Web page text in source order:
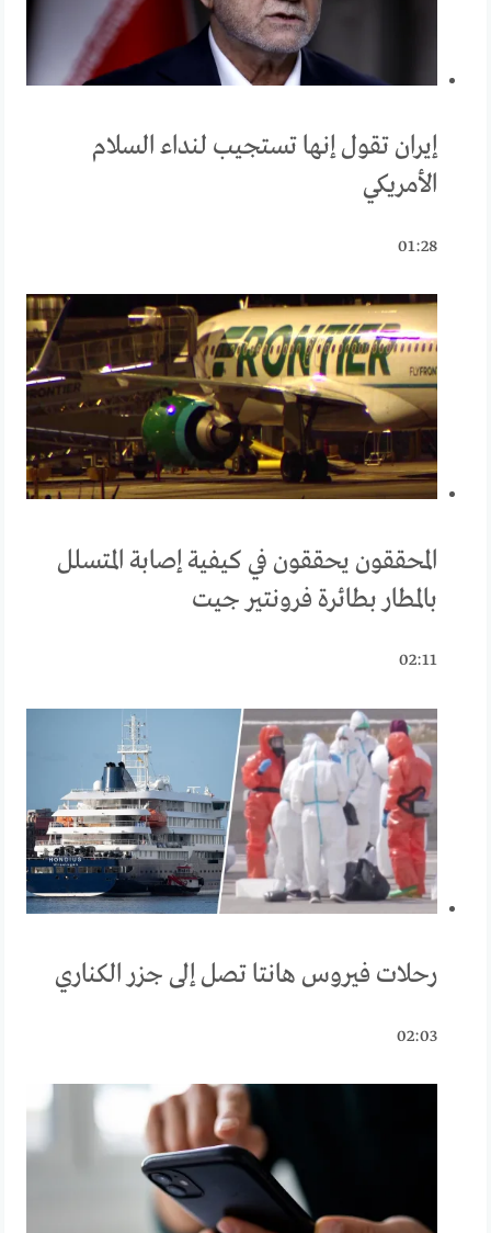
إيران تقول إنها تستجيب لنداء السلام
الأمريكي
01:28
المحققون يحققون في كيفية إصابة المتسلل
بالمطار بطائرة فرونتير جيت
02:11
رحلات فيروس هانتا تصل إلى جزر الكناري
02:03